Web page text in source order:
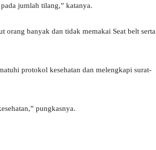
jumlah tilang,” katanya.
banyak dan tidak memakai Seat belt serta
protokol kesehatan dan melengkapi surat-
pungkasnya.